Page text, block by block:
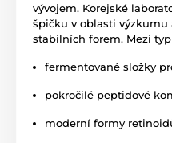
vývojem. Korejské
špičku v oblasti
stabilních forem. Mezi
fermentované složky
pokročilé peptidové
moderní formy